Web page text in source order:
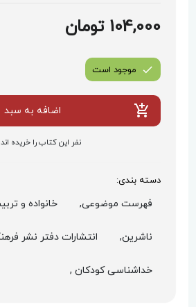
104,000 تومان
موجود است
اضافه به سبد
نفر این کتاب را خریده اند
دسته بندی:
فهرست موضوعی, خانواده و
ناشرین, انتشارات دفتر نشر
خداشناسی کودکان ,